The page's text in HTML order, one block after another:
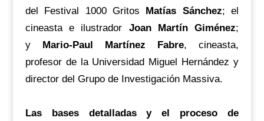
del Festival 1000 Gritos Matías Sánchez; el
cineasta e ilustrador Joan Martín Giménez;
y Mario-Paul Martínez Fabre, cineasta,
profesor de la Universidad Miguel Hernández y
director del Grupo de Investigación Massiva.
Las bases detalladas y el proceso de